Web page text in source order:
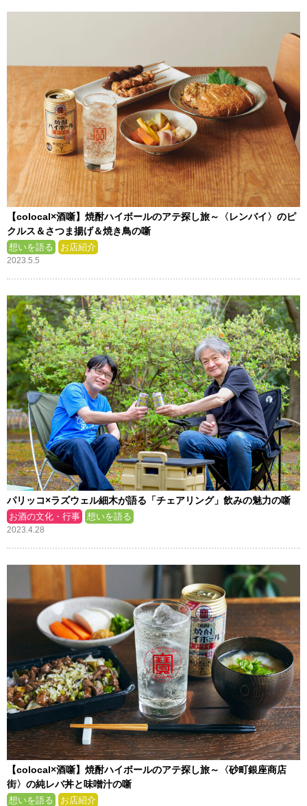
【colocal×酒噺】焼酎ハイボールのアテ探し旅～〈レンバイ〉のピ
クルス＆さつま揚げ＆焼き鳥の噺
想いを語る お店紹介
2023.5.5
パリッコ×ラズウェル細木が語る「チェアリング」飲みの魅力の噺
お酒の文化・行事 想いを語る
2023.4.28
【colocal×酒噺】焼酎ハイボールのアテ探し旅～〈砂町銀座商店
街〉の純レバ丼と味噌汁の噺
想いを語る お店紹介